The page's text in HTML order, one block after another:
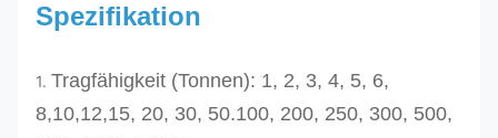
Spezifikation
1. Tragfähigkeit (Tonnen): 1, 2, 3, 4, 5, 6,
8,10,12,15, 20, 30, 50.100, 200, 250, 300, 500,